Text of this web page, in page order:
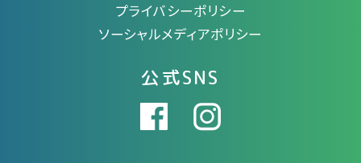
プライバシーポリシー
ソーシャルメディアポリシー
公式SNS